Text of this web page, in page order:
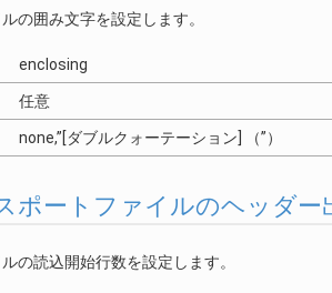
の囲み文字を設定します。
enclosing
任意
none,”[ダブルクォーテーション] （”）
ポートファイルのヘッダー
の読込開始行数を設定します。